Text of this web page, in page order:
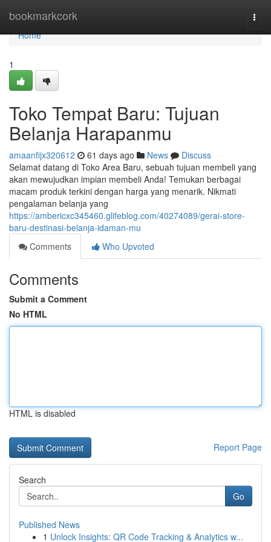
bookmarkcork
Home
Home
1
Toko Tempat Baru: Tujuan
Belanja Harapanmu
amaanfijx320612 61 days ago News
Discuss
Selamat datang di Toko Area Baru, sebuah tujuan membeli yang
akan mewujudkan impian membeli Anda! Temukan berbagai
macam produk terkini dengan harga yang menarik. Nikmati
pengalaman belanja yang
https://ambericxc345460.glifeblog.com/40274089/gerai-store-
baru-destinasi-belanja-idaman-mu
Comments
Who Upvoted
Comments
Submit a Comment
No HTML
HTML is disabled
Report Page
Search
Go
Published News
1 Unlock Insights: QR Code Tracking & Analytics w...